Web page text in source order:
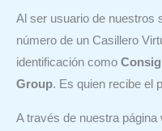
Al ser usuario de nuestros
número de un Casillero
identificación como
Group. Es quien recibe el
A través de nuestra página